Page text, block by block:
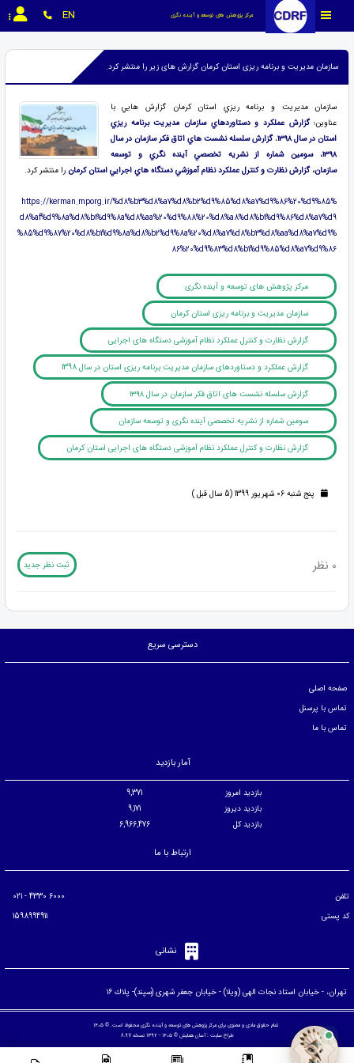
مرکز پژوهش های توسعه و آینده نگری EN
سازمان مدیریت و برنامه ریزی استان کرمان گزارش های زیر را منتشر کرد.
سازمان مديريت و برنامه ريزي استان كرمان گزارش هايي با
عناوين؛گزارش عملكرد و دستاوردهاي سازمان مديريت برنامه ريزي
استان در سال ۱۳۹۸
،گزارش سلسله نشست هاي اتاق فكر سازمان در سال
۱۳۹۸،سومين شماره از نشريه تخصصي آينده نگري و توسعه
سازمان،گزارش نظارت و كنترل عملكرد نظام آموزشي دستگاه هاي اجرايي استان كرمانرا منتشر كرد.
https://kerman.mporg.ir/%d8%b3%d8%a7%d8%b2%d9%85%d8%a7%d9%86%20%d9%85%
d8%af%d9%8a%d8%b1%d9%8a%d8%aa%20%d9%88%20%d8%a8%d8%b1%d9%86%d8%a7%d9
%85%d9%87%20%d8%b1%d9%8a%d8%b2%d9%8a%20%d8%a7%d8%b3%d8%aa%d8%a7%d9%
86%20%d9%83%d8%b1%d9%85%d8%a7%d9%86
مرکز پژوهش های توسعه و آینده نگری
سازمان مدیریت و برنامه ریزی استان کرمان
گزارش نظارت و کنترل عملکرد نظام آموزشی دستگاه های اجرایی
گزارش عملکرد و دستاوردهای سازمان مدیریت برنامه ریزی استان در سال 1398
گزارش سلسله نشست های اتاق فکر سازمان در سال ۱۳۹۸
سومین شماره از نشریه تخصصی آینده نگری و توسعه سازمان
گزارش نظارت و کنترل عملکرد نظام آموزشی دستگاه های اجرایی استان کرمان
پنج شنبه 06 شهریور 1399 (5 سال قبل )
0 نظر ثبت نظر جدید
دسترسی سریع
صفحه اصلی
تماس با پرسنل
تماس با ما
آمار بازدید
بازدید امروز
9,371
بازدید دیروز
9,171
بازدید کل
6,966,476
ارتباط با ما
تلفن
کد پستی
نشانی
تهران، - خيابان استاد نجات الهی (ويلا) - خيابان جعفر شهری (سپند)- پلاك ۱۶
تمام حقوق مادی و معنوی برای مرکز پژوهش های توسعه و آینده نگری محفوظ است. © ۱۴۰۵
طراح سایت :آسان همایش © ۱۴۰۵ - 1392 نسخه 8.97